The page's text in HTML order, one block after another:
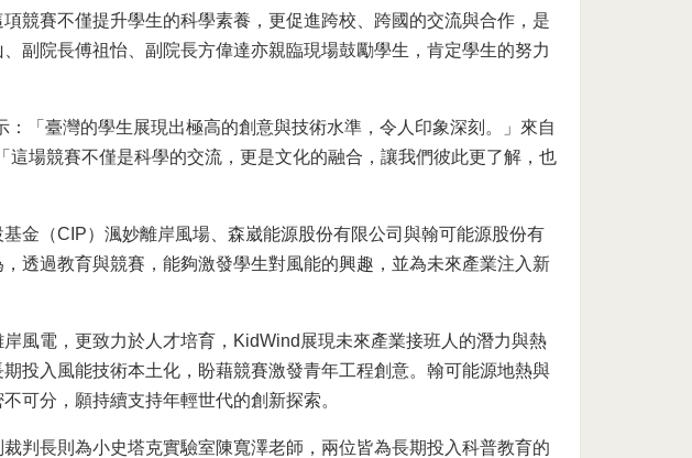
競賽不僅提升學生的科學素養，更促進跨校、跨國的交流與合作，是
副院長傅祖怡、副院長方偉達亦親臨現場鼓勵學生，肯定學生的努力
「臺灣的學生展現出極高的創意與技術水準，令人印象深刻。」來自
場競賽不僅是科學的交流，更是文化的融合，讓我們彼此更了解，也
金（CIP）渢妙離岸風場、森崴能源股份有限公司與翰可能源股份有
透過教育與競賽，能夠激發學生對風能的興趣，並為未來產業注入新
風電，更致力於人才培育，KidWind展現未來產業接班人的潛力與熱
投入風能技術本土化，盼藉競賽激發青年工程創意。翰可能源地熱與
可分，願持續支持年輕世代的創新探索。
判長則為小史塔克實驗室陳寬澤老師，兩位皆為長期投入科普教育的